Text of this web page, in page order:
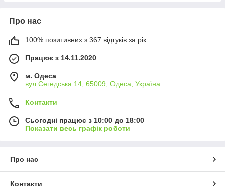
Про нас
100% позитивних з 367 відгуків за рік
Працює з 14.11.2020
м. Одеса
вул Сегедська 14, 65009, Одеса, Україна
Контакти
Сьогодні працює з 10:00 до 18:00
Показати весь графік роботи
Про нас
Контакти